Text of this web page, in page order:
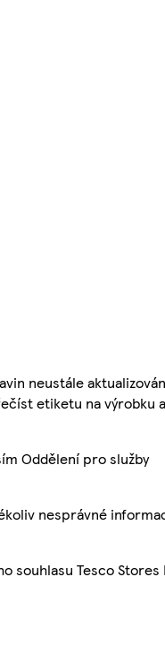
neustále
etiketu na výrobku a
Oddělení pro služby
nesprávné
souhlasu Tesco